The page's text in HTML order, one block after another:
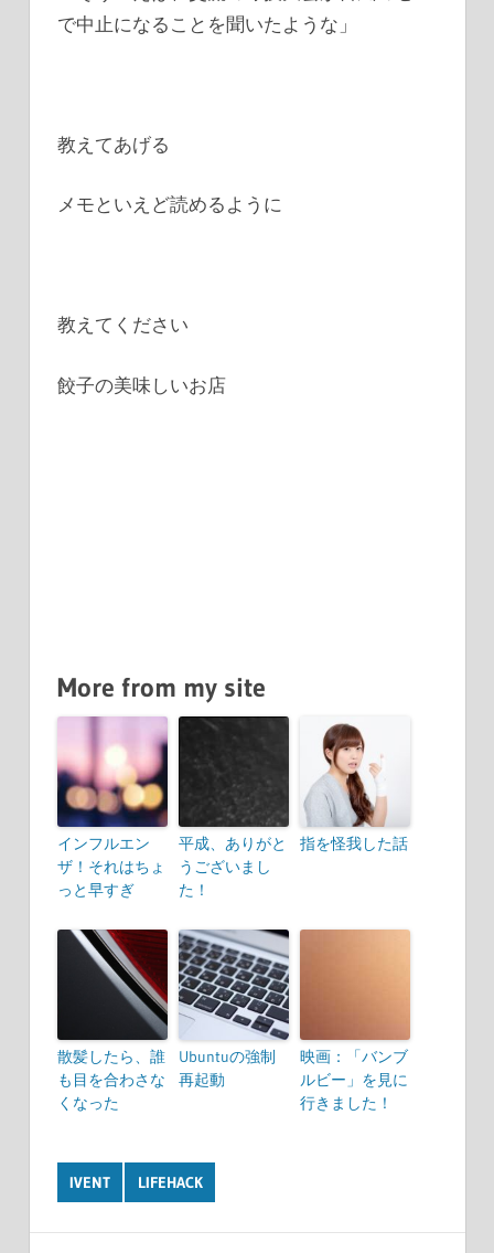
で中止になることを聞いたような」
教えてあげる
メモといえど読めるように
教えてください
餃子の美味しいお店
More from my site
インフルエン
ザ！それはちょ
っと早すぎ
平成、ありがと
うございまし
た！
指を怪我した話
散髪したら、誰
も目を合わさな
くなった
Ubuntuの強制
再起動
映画：「バンブ
ルビー」を見に
行きました！
IVENT LIFEHACK